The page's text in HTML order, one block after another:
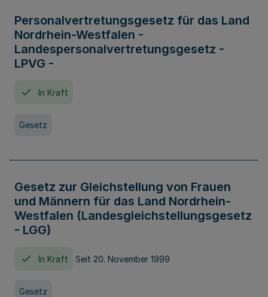
Personalvertretungsgesetz für das Land
Nordrhein-Westfalen -
Landespersonalvertretungsgesetz -
LPVG -
In Kraft
Gesetz
Gesetz zur Gleichstellung von Frauen
und Männern für das Land Nordrhein-
Westfalen (Landesgleichstellungsgesetz
- LGG)
In Kraft Seit 20. November 1999
Gesetz